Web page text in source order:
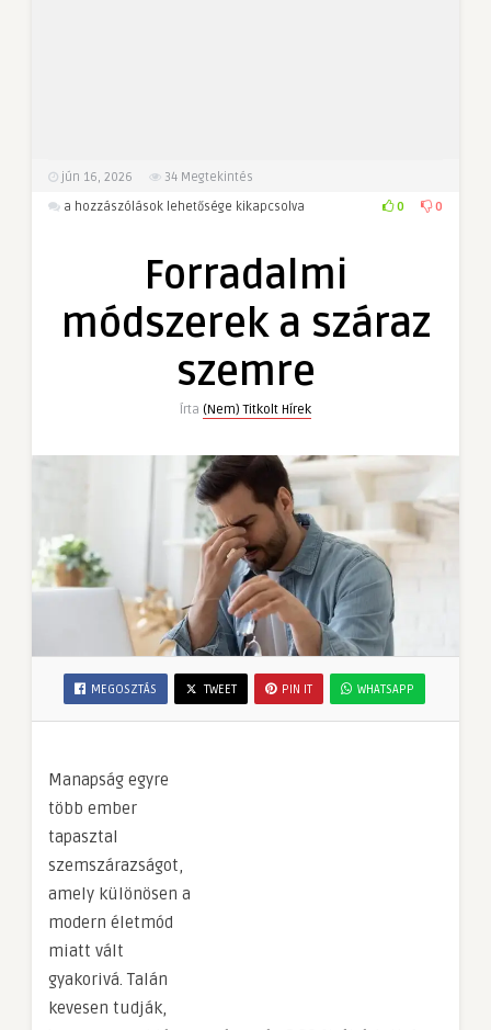
jún 16, 2026 34 Megtekintés
Forradalmi
bejegyzéshez
a hozzászólások lehetősége kikapcsolva 0 0
Forradalmi
módszerek a száraz
szemre
Írta (Nem) Titkolt Hírek
MEGOSZTÁS TWEET PIN IT WHATSAPP
Manapság egyre
több ember
tapasztal
szemszárazságot,
amely különösen a
modern életmód
miatt vált
gyakorivá. Talán
kevesen tudják,